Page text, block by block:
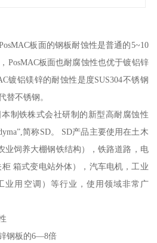
板面的钢板耐蚀性是普通的5~10
PosMAC板面也耐腐蚀性也优于镀铝锌
镀铝镁锌的耐蚀性是度SUS304不锈钢
替不锈钢。
制铁株式会社研制的新型高耐腐蚀性
简称SD。 SD产品主要使用在土木
业饲养大棚钢铁结构），铁路道路，电
箱式变电站外体），汽车电机，工业
业用空调）等行业，使用领域非常广
钢板的6—8倍